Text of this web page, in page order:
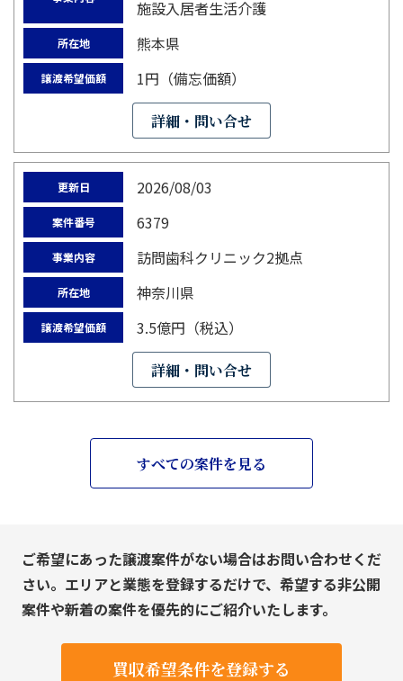
施設入居者生活介護
所在地 熊本県
譲渡希望価額 1円（備忘価額）
詳細・問い合せ
更新日 2026/08/03
案件番号 6379
事業内容 訪問歯科クリニック2拠点
所在地 神奈川県
譲渡希望価額 3.5億円（税込）
詳細・問い合せ
すべての案件を見る
ご希望にあった譲渡案件がない場合はお問い合わせくだ
さい。エリアと業態を登録するだけで、希望する非公開
案件や新着の案件を優先的にご紹介いたします。
買収希望条件を登録する